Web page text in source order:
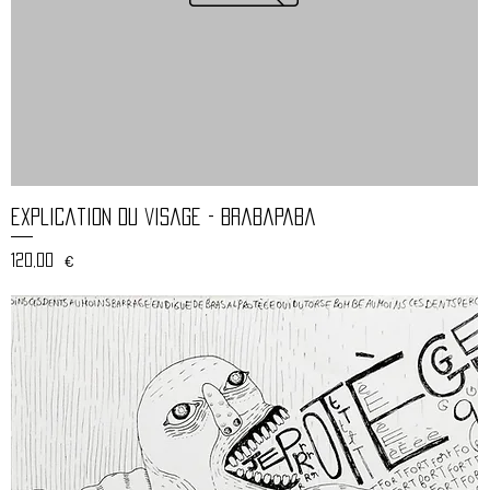
Aperçu rapide
explication du visage - brabapaba
Prix
120,00 €